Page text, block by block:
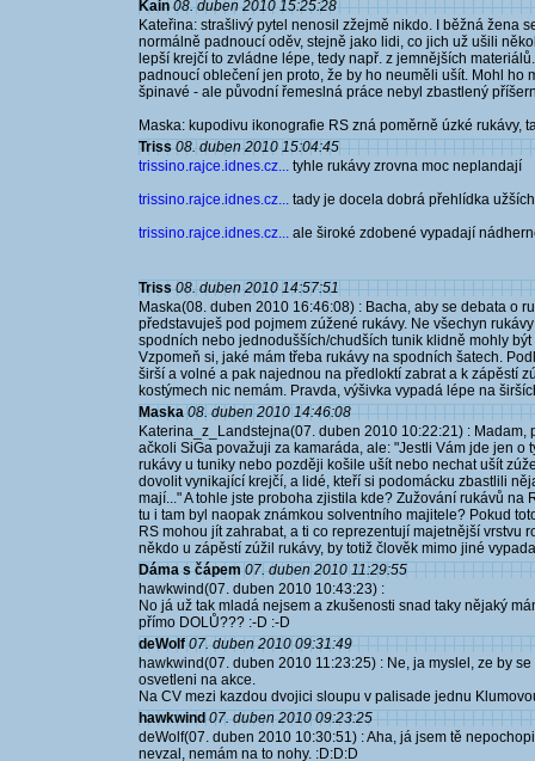
Kain 08. duben 2010 15:25:28
Kateřina: strašlivý pytel nenosil zžejmě nikdo. I běžná žena
normálně padnoucí oděv, stejně jako lidi, co jich už ušili
lepší krejčí to zvládne lépe, tedy např. z jemnějších
padnoucí oblečení jen proto, že by ho neuměli ušít. Mohl ho
špinavé - ale původní řemeslná práce nebyl zbastlený
Maska: kupodivu ikonografie RS zná poměrně úzké rukávy,
Triss 08. duben 2010 15:04:45
trissino.rajce.idnes.cz... tyhle rukávy zrovna moc neplandají
trissino.rajce.idnes.cz... tady je docela dobrá přehlídka
trissino.rajce.idnes.cz... ale široké zdobené vypadají
Triss 08. duben 2010 14:57:51
Maska(08. duben 2010 16:46:08) : Bacha, aby se debata o
představuješ pod pojmem zúžené rukávy. Ne všechyn
spodních nebo jednodušších/chudších tunik klidně mohly
Vzpomeň si, jaké mám třeba rukávy na spodních šatech.
širší a volné a pak najednou na předloktí zabrat a k zápěstí
kostýmech nic nemám. Pravda, výšivka vypadá lépe na
Maska 08. duben 2010 14:46:08
Katerina_z_Landstejna(07. duben 2010 10:22:21) :
ačkoli SiGa považuji za kamaráda, ale: "Jestli Vám jde jen o
rukávy u tuniky nebo později košile ušít nebo nechat ušít
dovolit vynikající krejčí, a lidé, kteří si podomácku zbastlili
mají..." A tohle jste proboha zjistila kde? Zužování rukávů na
tu i tam byl naopak známkou solventního majitele? Pokud
RS mohou jít zahrabat, a ti co reprezentují majetnější vrstvu
někdo u zápěstí zúžil rukávy, by totiž člověk mimo jiné
Dáma s čápem 07. duben 2010 11:29:55
hawkwind(07. duben 2010 10:43:23) :
No já už tak mladá nejsem a zkušenosti snad taky nějaký
přímo DOLŮ??? :-D :-D
deWolf 07. duben 2010 09:31:49
hawkwind(07. duben 2010 11:23:25) : Ne, ja myslel, ze by
osvetleni na akce.
Na CV mezi kazdou dvojici sloupu v palisade jednu
hawkwind 07. duben 2010 09:23:25
deWolf(07. duben 2010 10:30:51) : Aha, já jsem tě
nevzal, nemám na to nohy. :D:D:D